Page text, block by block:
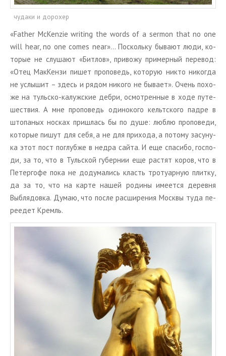
чудаки и дорохер
«Father McKenzie writing the words of a sermon that no one
will hear, no one comes near»… По­сколь­ку бы­ва­ют люди, ко­
то­рые не слу­ша­ют «Бит­лов», при­во­жу при­мер­ный пе­ре­вод:
«Отец Мак­Кен­зи пишет про­по­ведь, ко­то­рую никто ни­ко­гда
не услы­шит – здесь и рядом ни­ко­го не бы­ва­ет». Очень по­хо­
же на туль­ско-ка­луж­ские дебри, осмот­рен­ные в ходе пу­те­
ше­ствия. А мне про­по­ведь оди­но­ко­го кельт­ско­го падре в
што­па­ных нос­ках при­шлась бы по душе: люблю про­по­ве­ди,
ко­то­рые пишут для себя, а не для при­хо­да, а по­то­му за­су­ну-
ка этот пост по­глуб­же в недра сайта. И еще спа­си­бо, гос­по­
ди, за то, что в Туль­ской гу­бер­нии еще рас­тят коров, что в
Пе­тер­го­фе пока не до­ду­ма­лись класть тро­туар­ную плит­ку,
да за то, что на карте нашей ро­ди­ны име­ет­ся де­рев­ня
Выбля­дов­ка. Думаю, что после рас­ши­ре­ния Моск­вы туда пе­
ре­едет Кремль.